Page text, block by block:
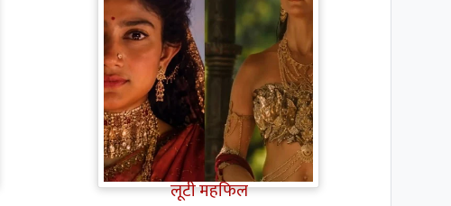
Ramayana Trailer: सीता से
ज्यादा Rakul Preet Singh की
चर्चा, Shurpanakha के लुक ने
लूटी महफिल